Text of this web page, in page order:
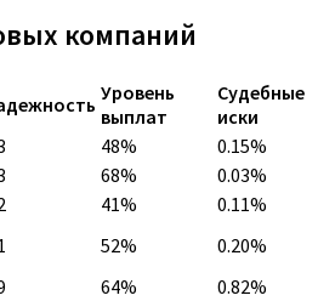
компаний
Уровень
выплат
Судебные
иски
48%
0.15%
68%
0.03%
41%
0.11%
52%
0.20%
64%
0.82%